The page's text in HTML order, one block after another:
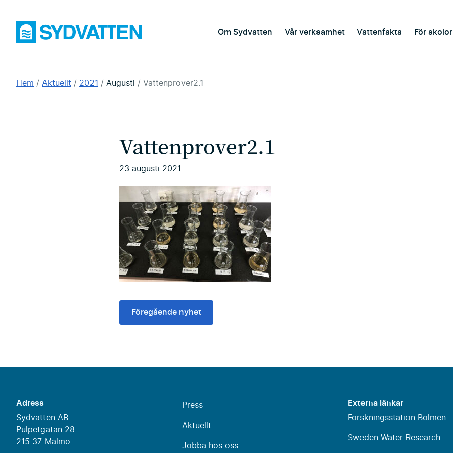
huvudinnehållet
Sydvatten Om Sydvatten Vår verksamhet Vattenfakta För skolor
Du
Hem Aktuellt 2021 Augusti Vattenprover2.1
Vattenprover2.1
23 augusti 2021
Föregående nyhet
Adress
Sydvatten AB
Pulpetgatan 28
215 37 Malmö
Press
Aktuellt
Jobba hos oss
Externa länkar
Forskningsstation Bolmen
Sweden Water Research